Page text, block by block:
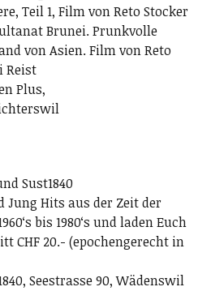
Teil 1, Film von Reto Stocker
Brunei. Prunkvolle
von Asien. Film von Reto
Reist
Plus,
Sust1840
Hits aus der Zeit der
bis 1980ʻs und laden Euch
CHF 20.- (epochengerecht in
Seestrasse 90, Wädenswil